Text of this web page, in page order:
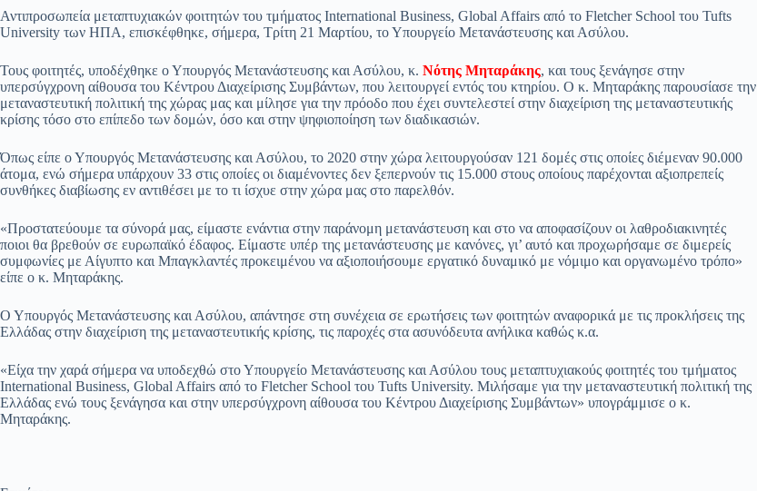
bo
ok
ts
A
pp
gr
a
m
sa
ge
ail ail ρ
α
στ
εί
τε
Αντιπροσωπεία μεταπτυχιακών φοιτητών του τμήματος International Business, Global Affairs από το Fletcher School του Tufts
University των ΗΠΑ, επισκέφθηκε, σήμερα, Τρίτη 21 Μαρτίου, το Υπουργείο Μετανάστευσης και Ασύλου.
Τους φοιτητές, υποδέχθηκε ο Υπουργός Μετανάστευσης και Ασύλου, κ. Νότης Μηταράκης, και τους ξενάγησε στην
υπερσύγχρονη αίθουσα του Κέντρου Διαχείρισης Συμβάντων, που λειτουργεί εντός του κτηρίου. Ο κ. Μηταράκης παρουσίασε την
μεταναστευτική πολιτική της χώρας μας και μίλησε για την πρόοδο που έχει συντελεστεί στην διαχείριση της μεταναστευτικής
κρίσης τόσο στο επίπεδο των δομών, όσο και στην ψηφιοποίηση των διαδικασιών.
Όπως είπε ο Υπουργός Μετανάστευσης και Ασύλου, το 2020 στην χώρα λειτουργούσαν 121 δομές στις οποίες διέμεναν 90.000
άτομα, ενώ σήμερα υπάρχουν 33 στις οποίες οι διαμένοντες δεν ξεπερνούν τις 15.000 στους οποίους παρέχονται αξιοπρεπείς
συνθήκες διαβίωσης εν αντιθέσει με το τι ίσχυε στην χώρα μας στο παρελθόν.
«Προστατεύουμε τα σύνορά μας, είμαστε ενάντια στην παράνομη μετανάστευση και στο να αποφασίζουν οι λαθροδιακινητές
ποιοι θα βρεθούν σε ευρωπαϊκό έδαφος. Είμαστε υπέρ της μετανάστευσης με κανόνες, γι’ αυτό και προχωρήσαμε σε διμερείς
συμφωνίες με Αίγυπτο και Μπαγκλαντές προκειμένου να αξιοποιήσουμε εργατικό δυναμικό με νόμιμο και οργανωμένο τρόπο»
είπε ο κ. Μηταράκης.
Ο Υπουργός Μετανάστευσης και Ασύλου, απάντησε στη συνέχεια σε ερωτήσεις των φοιτητών αναφορικά με τις προκλήσεις της
Ελλάδας στην διαχείριση της μεταναστευτικής κρίσης, τις παροχές στα ασυνόδευτα ανήλικα καθώς κ.α.
«Είχα την χαρά σήμερα να υποδεχθώ στο Υπουργείο Μετανάστευσης και Ασύλου τους μεταπτυχιακούς φοιτητές του τμήματος
International Business, Global Affairs από το Fletcher School του Tufts University. Μιλήσαμε για την μεταναστευτική πολιτική της
Ελλάδας ενώ τους ξενάγησα και στην υπερσύγχρονη αίθουσα του Κέντρου Διαχείρισης Συμβάντων» υπογράμμισε ο κ.
Μηταράκης.